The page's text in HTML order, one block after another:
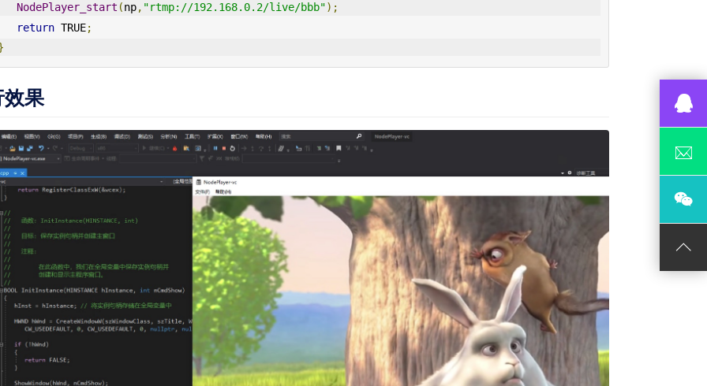
NodePlayer_start (np, "rtmp://192.168.0.2/live/bbb");
return TRUE;
效果